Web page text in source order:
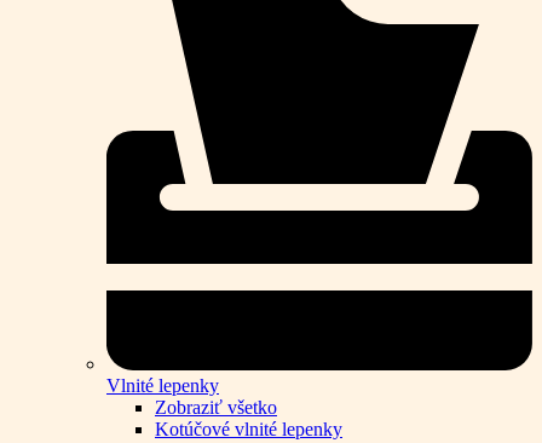
Vlnité lepenky
Zobraziť všetko
Kotúčové vlnité lepenky